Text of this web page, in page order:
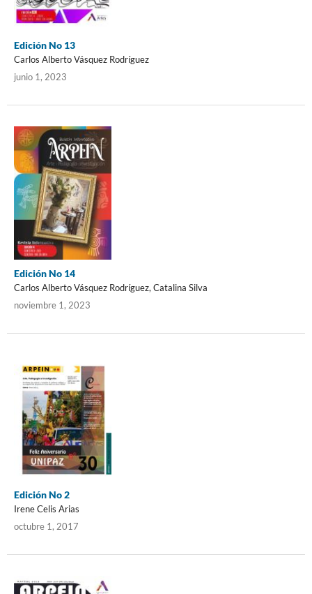
Edición No 13
Carlos Alberto Vásquez Rodríguez
junio 1, 2023
Edición No 14
Carlos Alberto Vásquez Rodríguez, Catalina Silva
noviembre 1, 2023
Edición No 2
Irene Celis Arias
octubre 1, 2017